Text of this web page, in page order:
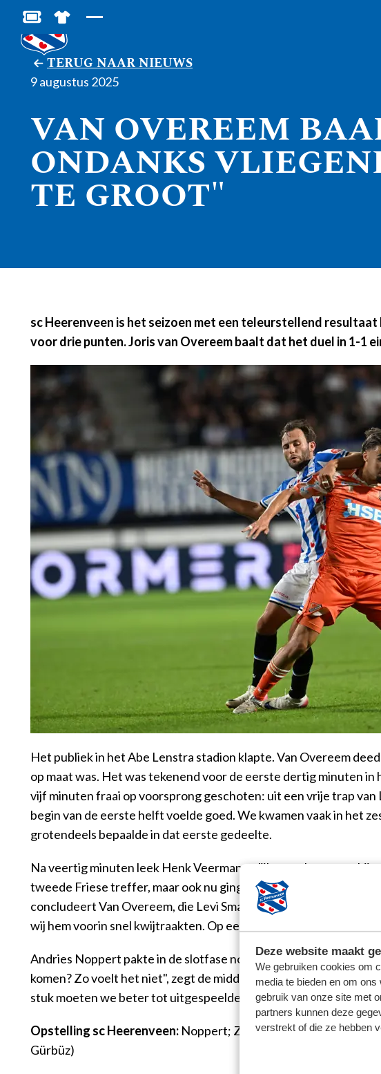
Deze website maakt
We gebruiken cookies om
media te bieden en om
gebruik van onze site met
partners kunnen deze
verstrekt of die ze hebben
BESTEL JOUW TICKETS
SHOP IN DE FEANSTORE
TERUG NAAR NIEUWS
9 augustus 2025
VAN OVEREEM
ONDANKS
TE GROOT"
sc Heerenveen is het seizoen met een teleurstellend
voor drie punten. Joris van Overeem baalt dat het duel in 1-1
Het publiek in het Abe Lenstra stadion klapte. Van Overeem
op maat was. Het was tekenend voor de eerste dertig minuten
vijf minuten fraai op voorsprong geschoten: uit een vrije trap van
begin van de eerste helft voelde goed. We kwamen vaak in het
grotendeels bepaalde in dat eerste gedeelte.
Na veertig minuten leek Henk Veerman gelijk te maken, maar
tweede Friese treffer, maar ook nu ging de vlag omhoog. "De
concludeert Van Overeem, die Levi Smans geblesseerd zag
wij hem voorin snel kwijtraakten. Op een gegeven moment ging
Andries Noppert pakte in de slotfase nog een inzet van de
komen? Zo voelt het niet", zegt de middenvelder, die positief
stuk moeten we beter tot uitgespeelde kansen komen. We
Opstelling sc Heerenveen: Noppert; Zagaritis, Kersten,
Gürbüz)